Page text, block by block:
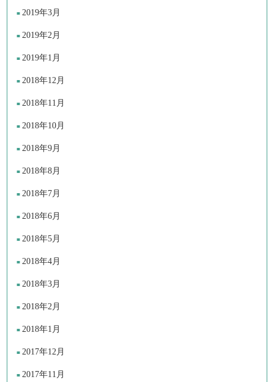
2019年3月
2019年2月
2019年1月
2018年12月
2018年11月
2018年10月
2018年9月
2018年8月
2018年7月
2018年6月
2018年5月
2018年4月
2018年3月
2018年2月
2018年1月
2017年12月
2017年11月